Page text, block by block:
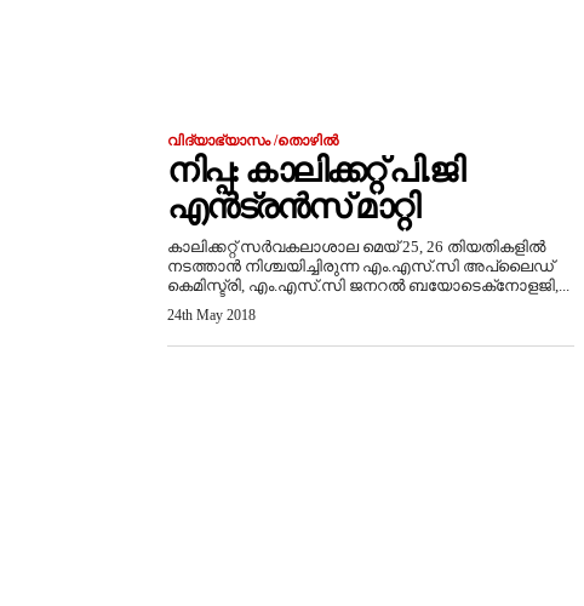
വിദ്യാഭ്യാസം /തൊഴിൽ
നിപ്പ: കാലിക്കറ്റ് പി.ജി
എന്‍ട്രന്‍സ് മാറ്റി
കാലിക്കറ്റ് സര്‍വകലാശാല മെയ് 25, 26 തിയതികളില്‍
നടത്താന്‍ നിശ്ചയിച്ചിരുന്ന എം.എസ്.സി അപ്ലൈഡ്
കെമിസ്ട്രി, എം.എസ്.സി ജനറല്‍ ബയോടെക്‌നോളജി,...
24th May 2018